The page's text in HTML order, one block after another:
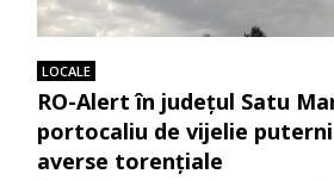
LOCALE
RO-Alert în județul Satu
portocaliu de vijelie
averse torențiale